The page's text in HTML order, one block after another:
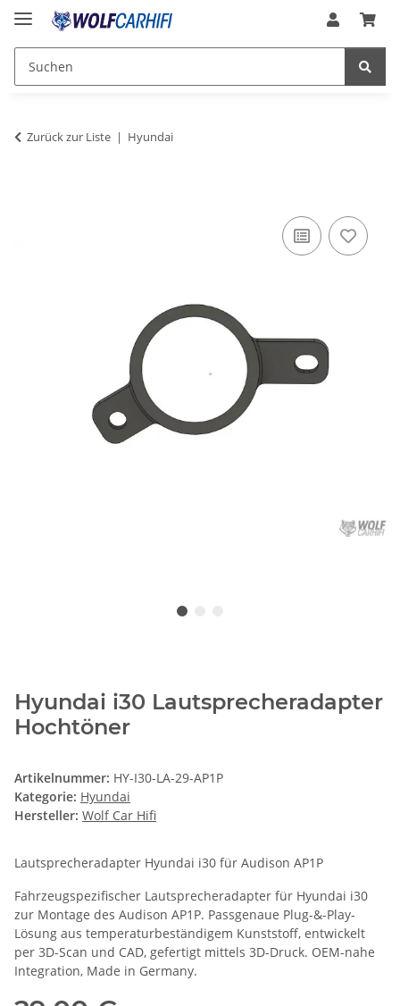
Zurück zur Liste Hyundai
Hyundai i30 Lautsprecheradapter
Hochtöner
Artikelnummer: HY-I30-LA-29-AP1P
Kategorie: Hyundai
Hersteller: Wolf Car Hifi
Lautsprecheradapter Hyundai i30 für Audison AP1P
Fahrzeugspezifischer Lautsprecheradapter für Hyundai i30
zur Montage des Audison AP1P. Passgenaue Plug-&-Play-
Lösung aus temperaturbeständigem Kunststoff, entwickelt
per 3D-Scan und CAD, gefertigt mittels 3D-Druck. OEM-nahe
Integration, Made in Germany.